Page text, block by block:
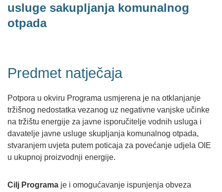
usluge sakupljanja komunalnog
otpada
Predmet natječaja
Potpora u okviru Programa usmjerena je na otklanjanje
tržišnog nedostatka vezanog uz negativne vanjske učinke
na tržištu energije za javne isporučitelje vodnih usluga i
davatelje javne usluge skupljanja komunalnog otpada,
stvaranjem uvjeta putem poticaja za povećanje udjela OIE
u ukupnoj proizvodnji energije.
Cilj Programa je i omogućavanje ispunjenja obveza